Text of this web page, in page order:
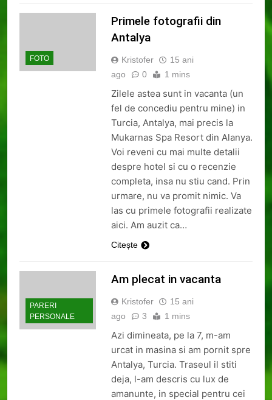
FOTO
Primele fotografii din
Antalya
Kristofer
15 ani
ago
0 1 mins
Zilele astea sunt in vacanta (un
fel de concediu pentru mine) in
Turcia, Antalya, mai precis la
Mukarnas Spa Resort din Alanya.
Voi reveni cu mai multe detalii
despre hotel si cu o recenzie
completa, insa nu stiu cand. Prin
urmare, nu va promit nimic. Va
las cu primele fotografii realizate
aici. Am auzit ca…
Citește
PARERI
PERSONALE
Am plecat in vacanta
Kristofer
15 ani
ago
3 1 mins
Azi dimineata, pe la 7, m-am
urcat in masina si am pornit spre
Antalya, Turcia. Traseul il stiti
deja, l-am descris cu lux de
amanunte, in special pentru cei